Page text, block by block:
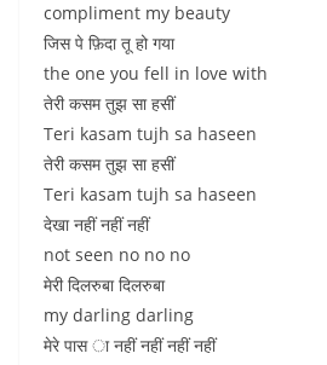
compliment my beauty
जिस पे फ़िदा तू हो गया
the one you fell in love with
तेरी कसम तुझ सा हसीं
Teri kasam tujh sa haseen
तेरी कसम तुझ सा हसीं
Teri kasam tujh sa haseen
देखा नहीं नहीं नहीं
not seen no no no
मेरी दिलरुबा दिलरुबा
my darling darling
मेरे पास ा नहीं नहीं नहीं नहीं